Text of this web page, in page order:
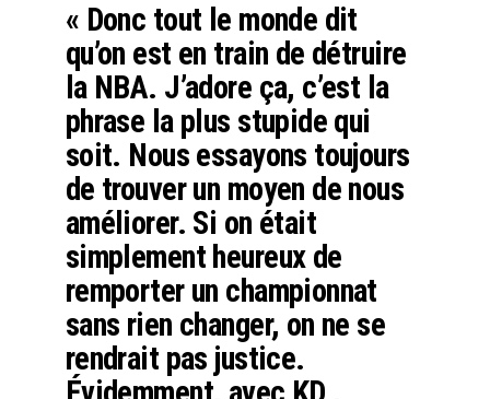
« Donc tout le monde dit
qu’on est en train de détruire
la NBA. J’adore ça, c’est la
phrase la plus stupide qui
soit. Nous essayons toujours
de trouver un moyen de nous
améliorer. Si on était
simplement heureux de
remporter un championnat
sans rien changer, on ne se
rendrait pas justice.